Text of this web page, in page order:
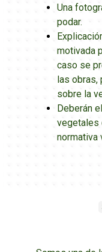
Una
podar.
motivada
caso se
las
sobre la
Deberán
vegetales
normativa